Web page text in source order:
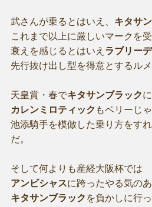
武さんが乗るとはいえ、 キタサ
これまで以上に厳しいマークを受
衰えを感じるとはいえ ラブリー
先行抜け出し型を得意とするル
天皇賞・春でキタサンブラック
カレンミロティック もベリーじ
池添騎手を模倣した乗り方をす
だ。
そして何よりも産経大阪杯では
アンビシャスに跨ったやる気の
キタサンブラック を負かしに行っ